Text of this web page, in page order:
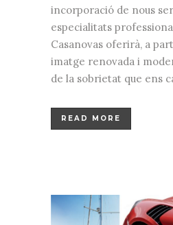
incorporació de nous
especialitats
Casanovas oferirà, a
imatge renovada i
de la sobrietat que ens
READ MORE